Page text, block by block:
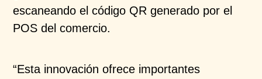
escaneando el código QR generado por el
POS del comercio.
“Esta innovación ofrece importantes